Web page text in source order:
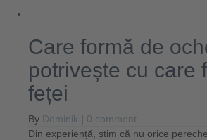
Care formă de
potrivește cu care
feței
By Dominik | 0 comment
Din experiență, știm că nu orice